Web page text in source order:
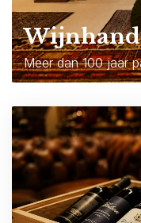
Meer dan 100 jaar